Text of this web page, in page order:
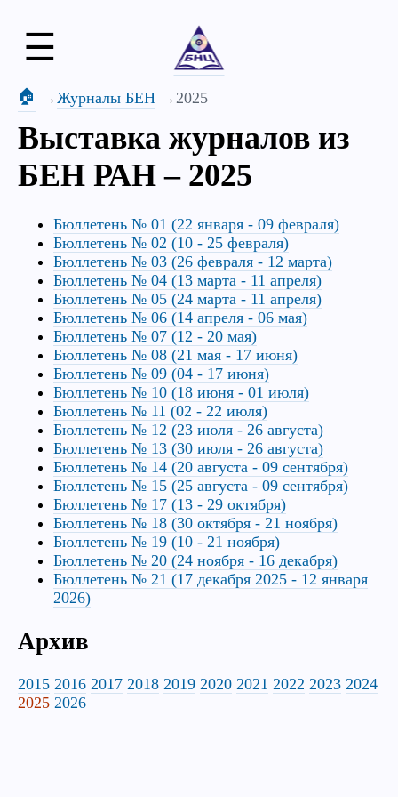
☰
🏠 Журналы БЕН 2025
Выставка журналов из
БЕН РАН – 2025
Бюллетень № 01 (22 января - 09 февраля)
Бюллетень № 02 (10 - 25 февраля)
Бюллетень № 03 (26 февраля - 12 марта)
Бюллетень № 04 (13 марта - 11 апреля)
Бюллетень № 05 (24 марта - 11 апреля)
Бюллетень № 06 (14 апреля - 06 мая)
Бюллетень № 07 (12 - 20 мая)
Бюллетень № 08 (21 мая - 17 июня)
Бюллетень № 09 (04 - 17 июня)
Бюллетень № 10 (18 июня - 01 июля)
Бюллетень № 11 (02 - 22 июля)
Бюллетень № 12 (23 июля - 26 августа)
Бюллетень № 13 (30 июля - 26 августа)
Бюллетень № 14 (20 августа - 09 сентября)
Бюллетень № 15 (25 августа - 09 сентября)
Бюллетень № 17 (13 - 29 октября)
Бюллетень № 18 (30 октября - 21 ноября)
Бюллетень № 19 (10 - 21 ноября)
Бюллетень № 20 (24 ноября - 16 декабря)
Бюллетень № 21 (17 декабря 2025 - 12 января
2026)
Архив
2015 2016 2017 2018 2019 2020 2021 2022 2023 2024
2025 2026